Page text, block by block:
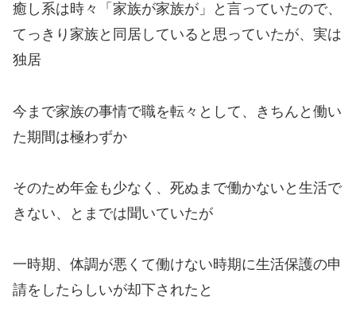
癒し系は時々「家族が家族が」と言っていたので、
てっきり家族と同居していると思っていたが、実は
独居
今まで家族の事情で職を転々として、きちんと働い
た期間は極わずか
そのため年金も少なく、死ぬまで働かないと生活で
きない、とまでは聞いていたが
一時期、体調が悪くて働けない時期に生活保護の申
請をしたらしいが却下されたと